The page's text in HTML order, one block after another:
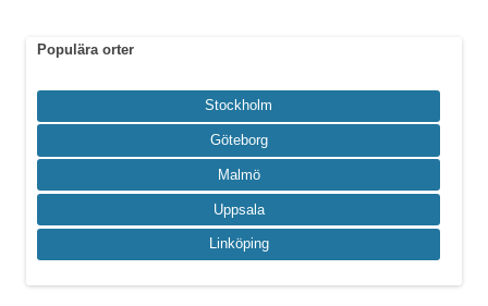
Populära orter
Stockholm
Göteborg
Malmö
Uppsala
Linköping